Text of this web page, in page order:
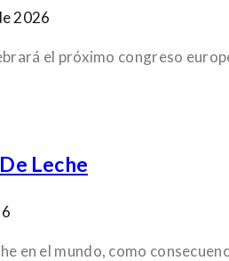
2026
el próximo congreso
Leche
en el mundo, como